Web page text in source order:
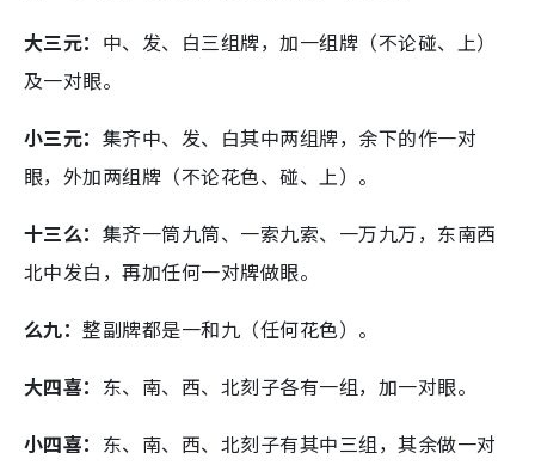
大三元： 中、发、白三组牌，加一组牌（不论碰、上）
及一对眼。
小三元： 集齐中、发、白其中两组牌，余下的作一对
眼，外加两组牌（不论花色、碰、上）。
十三么： 集齐一筒九筒、一索九索、一万九万，东南西
北中发白，再加任何一对牌做眼。
么九：整副牌都是一和九（任何花色）。
大四喜： 东、南、西、北刻子各有一组，加一对眼。
小四喜： 东、南、西、北刻子有其中三组，其余做一对